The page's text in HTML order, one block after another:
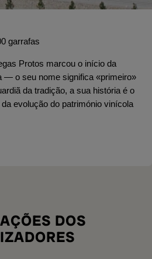
garrafas
Protos marcou o início da
— o seu nome significa «primeiro»
da tradição, a sua história é o
evolução do património vinícola
DOS